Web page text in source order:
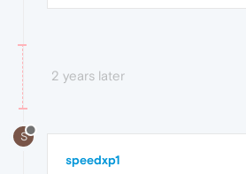
2 years later
S
speedxp1